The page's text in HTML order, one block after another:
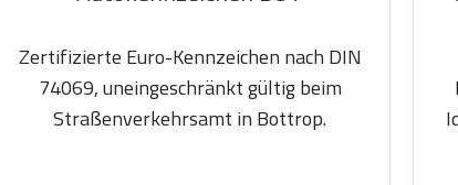
Zertifizierte Euro-Kennzeichen nach DIN
74069, uneingeschränkt gültig beim
Straßenverkehrsamt in Bottrop.